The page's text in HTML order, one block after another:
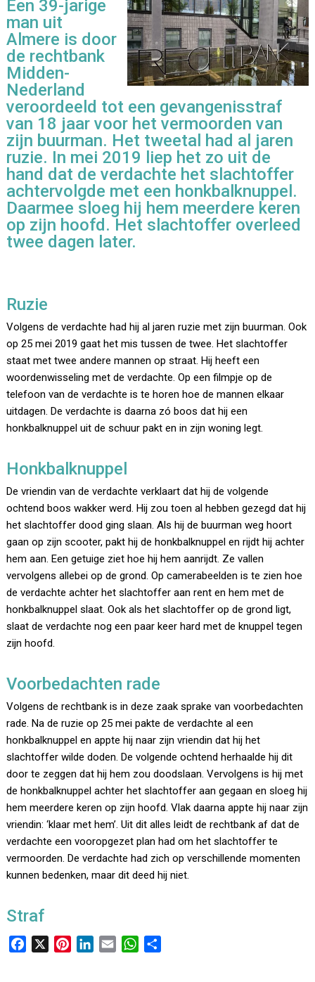
Een 39-jarige
man uit
Almere is door
de rechtbank
Midden-
Nederland
veroordeeld tot een gevangenisstraf
van 18 jaar voor het vermoorden van
zijn buurman. Het tweetal had al jaren
ruzie. In mei 2019 liep het zo uit de
hand dat de verdachte het slachtoffer
achtervolgde met een honkbalknuppel.
Daarmee sloeg hij hem meerdere keren
op zijn hoofd. Het slachtoffer overleed
twee dagen later.
Ruzie
Volgens de verdachte had hij al jaren ruzie met zijn buurman. Ook
op 25 mei 2019 gaat het mis tussen de twee. Het slachtoffer
staat met twee andere mannen op straat. Hij heeft een
woordenwisseling met de verdachte. Op een filmpje op de
telefoon van de verdachte is te horen hoe de mannen elkaar
uitdagen. De verdachte is daarna zó boos dat hij een
honkbalknuppel uit de schuur pakt en in zijn woning legt.
Honkbalknuppel
De vriendin van de verdachte verklaart dat hij de volgende
ochtend boos wakker werd. Hij zou toen al hebben gezegd dat hij
het slachtoffer dood ging slaan. Als hij de buurman weg hoort
gaan op zijn scooter, pakt hij de honkbalknuppel en rijdt hij achter
hem aan. Een getuige ziet hoe hij hem aanrijdt. Ze vallen
vervolgens allebei op de grond. Op camerabeelden is te zien hoe
de verdachte achter het slachtoffer aan rent en hem met de
honkbalknuppel slaat. Ook als het slachtoffer op de grond ligt,
slaat de verdachte nog een paar keer hard met de knuppel tegen
zijn hoofd.
Voorbedachten rade
Volgens de rechtbank is in deze zaak sprake van voorbedachten
rade. Na de ruzie op 25 mei pakte de verdachte al een
honkbalknuppel en appte hij naar zijn vriendin dat hij het
slachtoffer wilde doden. De volgende ochtend herhaalde hij dit
door te zeggen dat hij hem zou doodslaan. Vervolgens is hij met
de honkbalknuppel achter het slachtoffer aan gegaan en sloeg hij
hem meerdere keren op zijn hoofd. Vlak daarna appte hij naar zijn
vriendin: ‘klaar met hem’. Uit dit alles leidt de rechtbank af dat de
verdachte een vooropgezet plan had om het slachtoffer te
vermoorden. De verdachte had zich op verschillende momenten
kunnen bedenken, maar dit deed hij niet.
Straf
W